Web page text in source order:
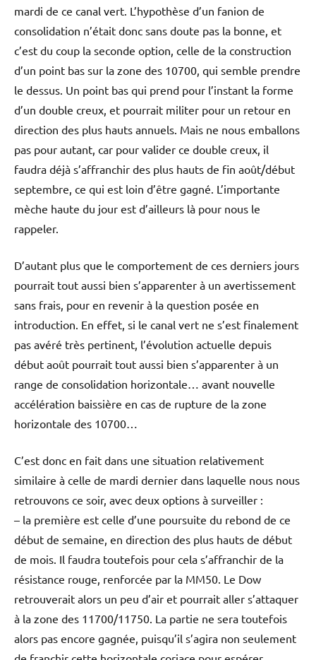
mardi de ce canal vert. L’hypothèse d’un fanion de
consolidation n’était donc sans doute pas la bonne, et
c’est du coup la seconde option, celle de la construction
d’un point bas sur la zone des 10700, qui semble prendre
le dessus. Un point bas qui prend pour l’instant la forme
d’un double creux, et pourrait militer pour un retour en
direction des plus hauts annuels. Mais ne nous emballons
pas pour autant, car pour valider ce double creux, il
faudra déjà s’affranchir des plus hauts de fin août/début
septembre, ce qui est loin d’être gagné. L’importante
mèche haute du jour est d’ailleurs là pour nous le
rappeler.
D’autant plus que le comportement de ces derniers jours
pourrait tout aussi bien s’apparenter à un avertissement
sans frais, pour en revenir à la question posée en
introduction. En effet, si le canal vert ne s’est finalement
pas avéré très pertinent, l’évolution actuelle depuis
début août pourrait tout aussi bien s’apparenter à un
range de consolidation horizontale… avant nouvelle
accélération baissière en cas de rupture de la zone
horizontale des 10700…
C’est donc en fait dans une situation relativement
similaire à celle de mardi dernier dans laquelle nous nous
retrouvons ce soir, avec deux options à surveiller :
– la première est celle d’une poursuite du rebond de ce
début de semaine, en direction des plus hauts de début
de mois. Il faudra toutefois pour cela s’affranchir de la
résistance rouge, renforcée par la MM50. Le Dow
retrouverait alors un peu d’air et pourrait aller s’attaquer
à la zone des 11700/11750. La partie ne sera toutefois
alors pas encore gagnée, puisqu’il s’agira non seulement